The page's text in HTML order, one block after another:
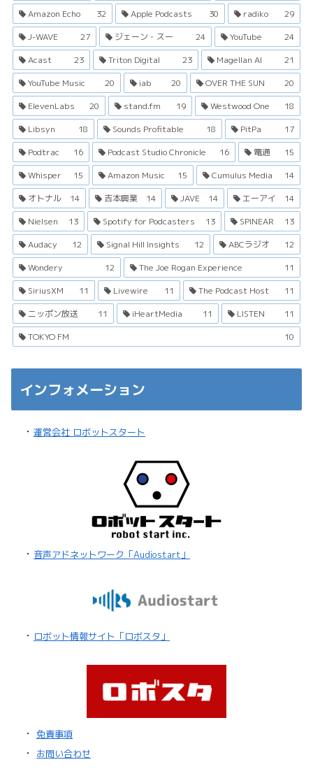
Amazon Echo
32 Apple Podcasts 30 radiko
29
J-WAVE
27 ジェーン・スー 24 YouTube
24
Acast
23 Triton Digital 23 Magellan AI
21
YouTube Music
20 iab 20 OVER THE SUN
20
ElevenLabs
20 stand.fm 19 Westwood One
18
Libsyn
18 Sounds Profitable 18 PitPa
17
Podtrac
16 Podcast Studio Chronicle 16 電通
15
Whisper
15 Amazon Music 15 Cumulus Media
14
オトナル
14 吉本興業 14 JAVE 14 エーアイ
14
Nielsen
13 Spotify for Podcasters 13 SPINEAR
13
Audacy
12 Signal Hill Insights 12 ABCラジオ
12
Wondery
12 The Joe Rogan Experience
11
SiriusXM
11 Livewire 11 The Podcast Host
11
ニッポン放送
11 iHeartMedia 11 LISTEN
11
TOKYO FM
10
インフォメーション
・ 運営会社 ロボットスタート
・ 音声アドネットワーク「Audiostart」
・ ロボット情報サイト「ロボスタ」
・ 免責事項
・ お問い合わせ